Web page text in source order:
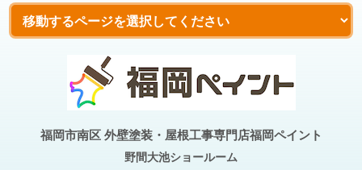
福岡市南区 外壁塗装・屋根工事専門店福岡ペイント
野間大池ショールーム